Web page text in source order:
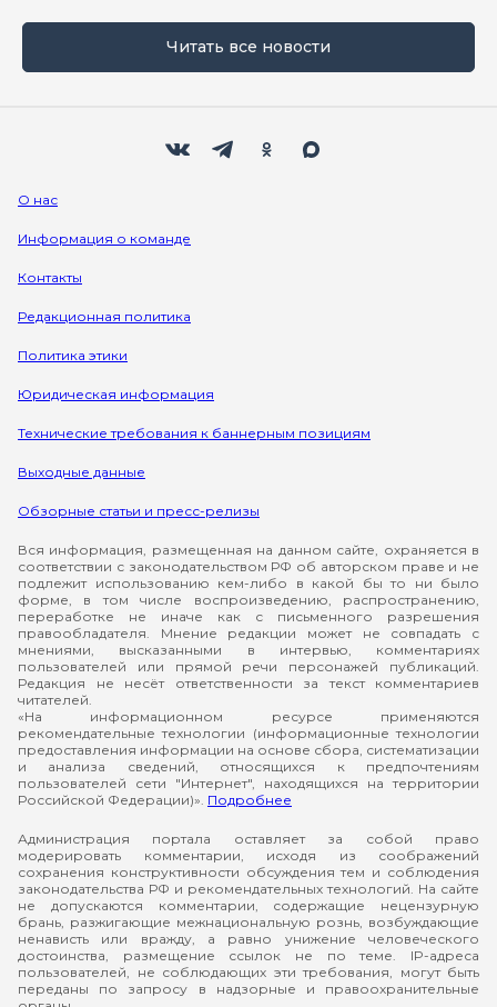
Читать все новости
О нас
Информация о команде
Контакты
Редакционная политика
Политика этики
Юридическая информация
Технические требования к баннерным позициям
Выходные данные
Обзорные статьи и пресс-релизы
Вся информация, размещенная на данном сайте, охраняется в
соответствии с законодательством РФ об авторском праве и не
подлежит использованию кем-либо в какой бы то ни было
форме, в том числе воспроизведению, распространению,
переработке не иначе как с письменного разрешения
правообладателя. Мнение редакции может не совпадать с
мнениями, высказанными в интервью, комментариях
пользователей или прямой речи персонажей публикаций.
Редакция не несёт ответственности за текст комментариев
читателей.
«На информационном ресурсе применяются
рекомендательные технологии (информационные технологии
предоставления информации на основе сбора, систематизации
и анализа сведений, относящихся к предпочтениям
пользователей сети "Интернет", находящихся на территории
Российской Федерации)». Подробнее
Администрация портала оставляет за собой право
модерировать комментарии, исходя из соображений
сохранения конструктивности обсуждения тем и соблюдения
законодательства РФ и рекомендательных технологий. На сайте
не допускаются комментарии, содержащие нецензурную
брань, разжигающие межнациональную рознь, возбуждающие
ненависть или вражду, а равно унижение человеческого
достоинства, размещение ссылок не по теме. IP-адреса
пользователей, не соблюдающих эти требования, могут быть
переданы по запросу в надзорные и правоохранительные